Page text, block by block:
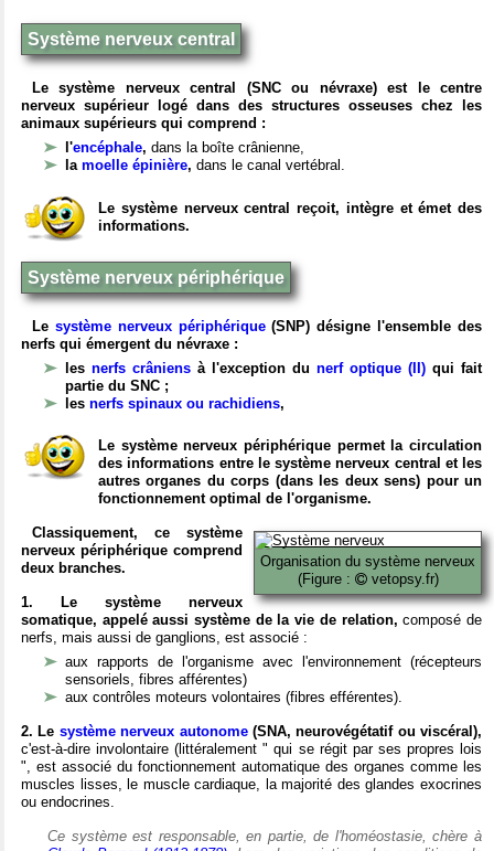
Système nerveux central
Le système nerveux central (SNC ou névraxe) est le centre
nerveux supérieur logé dans des structures osseuses chez les
animaux supérieurs qui comprend :
l'encéphale, dans la boîte crânienne,
la moelle épinière, dans le canal vertébral.
Le système nerveux central reçoit, intègre et émet des
informations.
Système nerveux périphérique
Le système nerveux périphérique(SNP) désigne l'ensemble des
nerfs qui émergent du névraxe :
les nerfs crâniens à l'exception du nerf optique (II) qui fait
partie du SNC ;
les nerfs spinaux ou rachidiens,
Le système nerveux périphérique permet la circulation
des informations entre le système nerveux central et les
autres organes du corps (dans les deux sens) pour un
fonctionnement optimal de l'organisme.
Organisation du système nerveux
(Figure :
vetopsy.fr)
Classiquement, ce système
nerveux périphérique comprend
deux branches.
1. Le système nerveux
somatique, appelé aussi système de la vie de relation, composé de
nerfs, mais aussi de ganglions, est associé :
aux rapports de l'organisme avec l'environnement (récepteurs
sensoriels, fibres afférentes)
aux contrôles moteurs volontaires (fibres efférentes).
2. Le système nerveux autonome(SNA, neurovégétatif ou viscéral),
c'est-à-dire involontaire (littéralement " qui se régit par ses propres lois
", est associé du fonctionnement automatique des organes comme les
muscles lisses, le muscle cardiaque, la majorité des glandes exocrines
ou endocrines.
Ce système est responsable, en partie, de l'homéostasie, chère à